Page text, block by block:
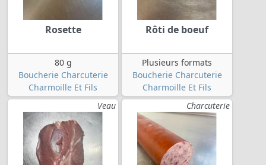
Rosette
80 g
Boucherie Charcuterie
Charmoille Et Fils
Rôti de boeuf
Plusieurs formats
Boucherie Charcuterie
Charmoille Et Fils
Veau
Charcuterie